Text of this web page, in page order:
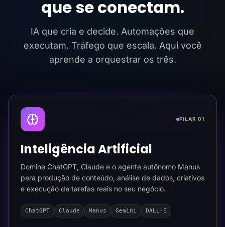
que se conectam.
IA que cria e decide. Automações que
executam. Tráfego que escala. Aqui você
aprende a orquestrar os três.
PILAR 01
Inteligência Artificial
Domine ChatGPT, Claude e o agente autônomo Manus
para produção de conteúdo, análise de dados, criativos
e execução de tarefas reais no seu negócio.
ChatGPT Claude Manus Gemini DALL-E